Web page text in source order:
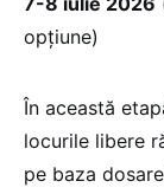
opțiune)
În această
locurile libere
pe baza